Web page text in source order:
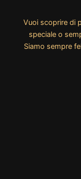
Vuoi scoprire di
speciale o
Siamo sempre